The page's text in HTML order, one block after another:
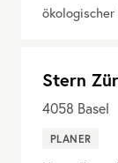
Stern
4058 Basel
PLANER